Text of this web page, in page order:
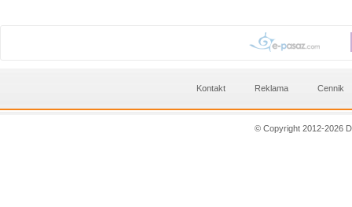
Kontakt Reklama Cennik
© Copyright 2012-2026